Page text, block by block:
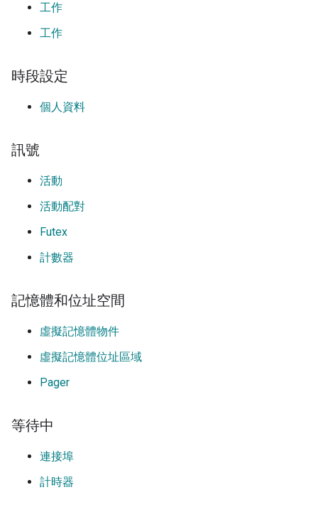
工作
工作
時段設定
個人資料
訊號
活動
活動配對
Futex
計數器
記憶體和位址空間
虛擬記憶體物件
虛擬記憶體位址區域
Pager
等待中
連接埠
計時器